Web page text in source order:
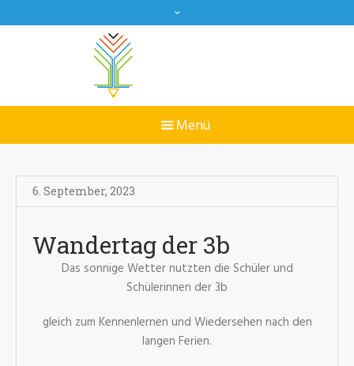
6. September, 2023
Wandertag der 3b
Das sonnige Wetter nutzten die Schüler und
Schülerinnen der 3b
gleich zum Kennenlernen und Wiedersehen nach den
langen Ferien.